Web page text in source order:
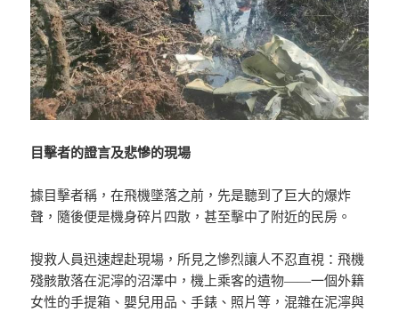
目擊者的證言及悲慘的現場
據目擊者稱，在飛機墜落之前，先是聽到了巨大的爆炸
聲，隨後便是機身碎片四散，甚至擊中了附近的民房。
搜救人員迅速趕赴現場，所見之慘烈讓人不忍直視：飛機
殘骸散落在泥濘的沼澤中，機上乘客的遺物——一個外籍
女性的手提箱、嬰兒用品、手錶、照片等，混雜在泥濘與